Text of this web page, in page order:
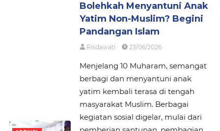
Bolehkah Menyantuni Anak
Yatim Non-Muslim? Begini
Pandangan Islam
Risdawati 23/06/2026
Menjelang 10 Muharam, semangat
berbagi dan menyantuni anak
yatim kembali terasa di tengah
masyarakat Muslim. Berbagai
kegiatan sosial digelar, mulai dari